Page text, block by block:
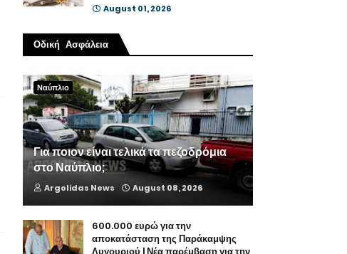
August 01, 2026
Οδική Ασφάλεια
Ναύπλιο
Για ποιον είναι τελικά τα πεζοδρόμια
στο Ναύπλιο;
Argolidas News August 08, 2026
600.000 ευρώ για την
αποκατάσταση της Παράκαμψης